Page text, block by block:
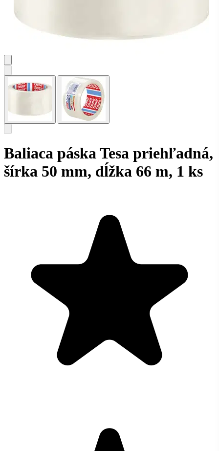
Baliaca páska Tesa priehľadná,
šírka 50 mm, dĺžka 66 m, 1 ks